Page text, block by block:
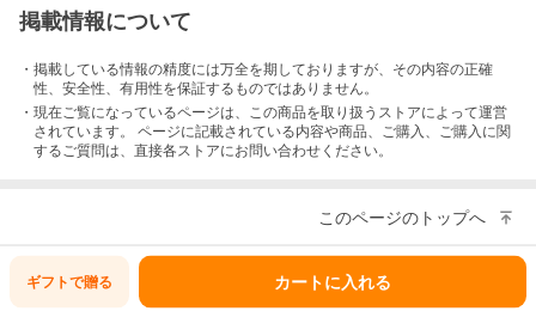
・不織布タイプ
・かぜ・花粉用
掲載情報について
・掲載している情報の精度には万全を期しておりますが、その内容の正確
性、安全性、有用性を保証するものではありません。
・現在ご覧になっているページは、この商品を取り扱うストアによって運営
されています。 ページに記載されている内容や商品、ご購入 、ご購入に関
するご質問は、直接各ストアにお問い合わせください。
このページのトップへ
ギフトで贈る カートに入れる